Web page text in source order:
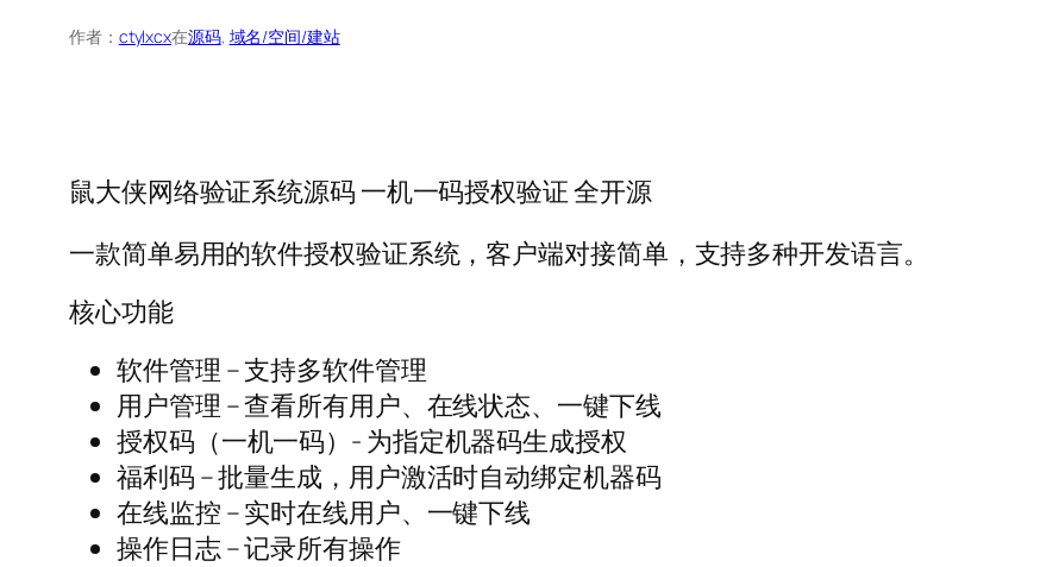
作者： ctylxcx在源码, 域名/空间/建站
鼠大侠网络验证系统源码 一机一码授权验证 全开源
一款简单易用的软件授权验证系统，客户端对接简单，支持多种开发语言。
核心功能
软件管理 – 支持多软件管理
用户管理 – 查看所有用户、在线状态、一键下线
授权码（一机一码）- 为指定机器码生成授权
福利码 – 批量生成，用户激活时自动绑定机器码
在线监控 – 实时在线用户、一键下线
操作日志 – 记录所有操作